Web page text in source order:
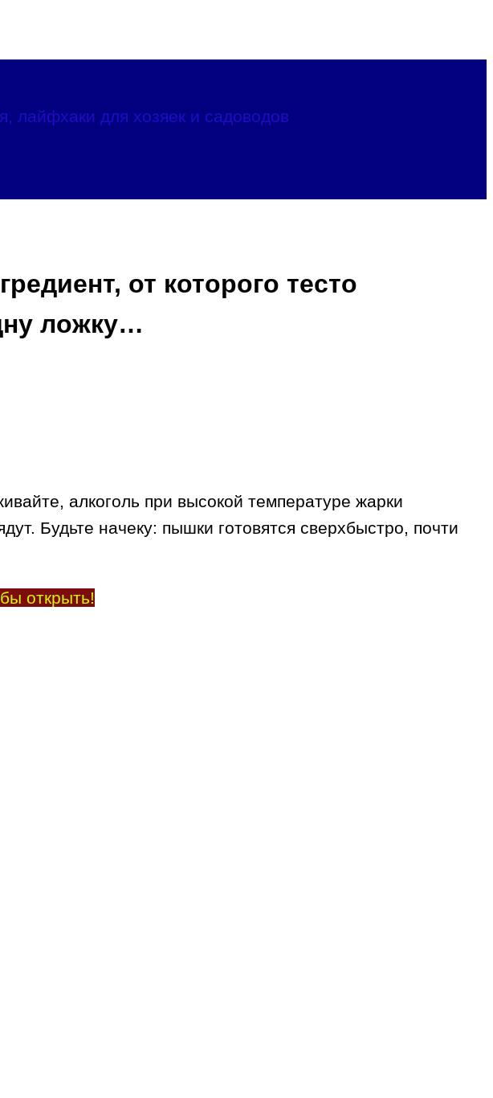
лайфхаки для хозяек и садоводов
от которого тесто
ложку…
алкоголь при высокой температуре жарки
Будьте начеку: пышки готовятся сверхбыстро, почти
открыть!